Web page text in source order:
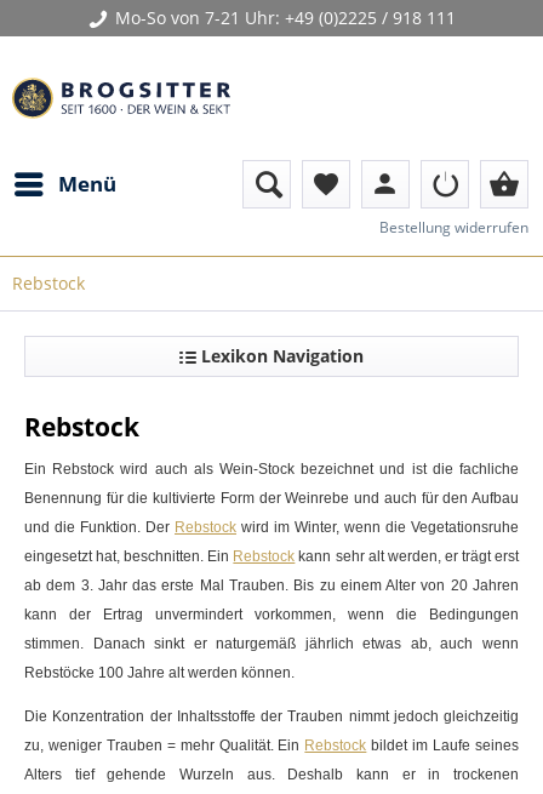
Mo-So von 7-21 Uhr: +49 (0)2225 / 918 111
Menü favorite person shopping_basket
Bestellung widerrufen
Rebstock
Lexikon Navigation
Rebstock
Ein Rebstock wird auch alsWein-Stock bezeichnet und ist die fachliche
Benennung für die kultivierte Form der Weinrebe und auch für den Aufbau
und die Funktion. Der Rebstock wird im Winter, wenn die Vegetationsruhe
eingesetzt hat, beschnitten. Ein Rebstock kann sehr alt werden, er trägt erst
ab dem 3. Jahr das erste Mal Trauben. Bis zu einem Alter von 20 Jahren
kann der Ertrag unvermindert vorkommen, wenn die Bedingungen
stimmen. Danach sinkt er naturgemäß jährlich etwas ab, auch wenn
Rebstöcke 100 Jahre alt werden können.
Die Konzentration der Inhaltsstoffe der Trauben nimmt jedoch gleichzeitig
zu, weniger Trauben = mehr Qualität. Ein Rebstock bildet im Laufe seines
Alters tief gehende Wurzeln aus. Deshalb kann er in trockenen